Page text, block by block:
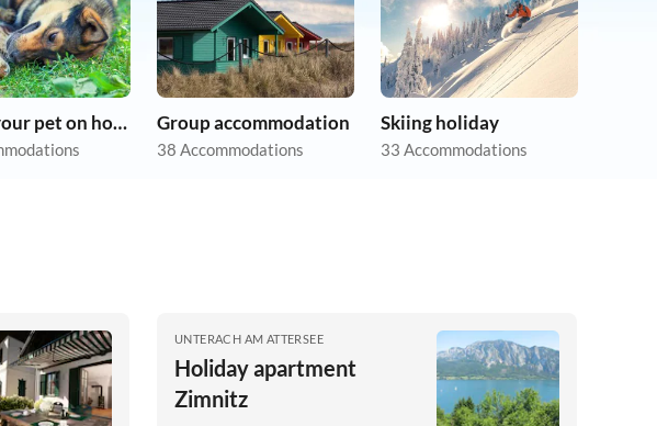
Taking your pet on holiday Group accommodation
38 Accommodations
Skiing holiday
33 Accommodations
UNTERACH AM ATTERSEE
Holiday apartment
Zimnitz